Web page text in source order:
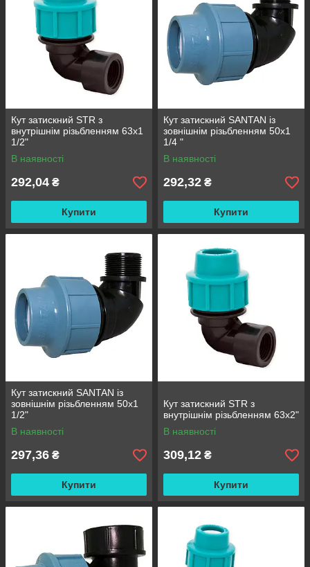
Кут затискний STR з
внутрішнім різьбленням 63х1
1/2"
В наявності
292,04 ₴
Купити
Кут затискний SANTAN із
зовнішнім різьбленням 50х1
1/4 "
В наявності
292,32 ₴
Купити
Кут затискний SANTAN із
зовнішнім різьбленням 50х1
1/2"
В наявності
297,36 ₴
Купити
Кут затискний STR з
внутрішнім різьбленням 63х2"
В наявності
309,12 ₴
Купити